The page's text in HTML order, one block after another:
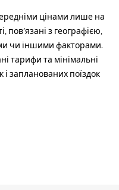
цінами лише на
пов’язані з географією,
чи іншими факторами.
тарифи та мінімальні
і запланованих поїздок